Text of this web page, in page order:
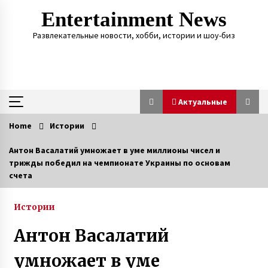
Entertainment News
Развлекательные новости, хобби, истории и шоу-биз
Актуальные
Актуальные
В Одессе дочь через 21 год нашла пропавшую
жизнь
и не узнала — через девять дней она тоже
3 года ago
Home Истории
Антон Васалатий умножает в уме миллионы чисел и
трижды победил на чемпионате Украины по основам
счета
Истории
Антон Васалатий
умножает в уме